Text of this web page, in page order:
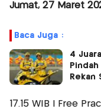
Jumat, 27 Maret
Baca Juga :
4
Rekan
17.15 WIB | Free